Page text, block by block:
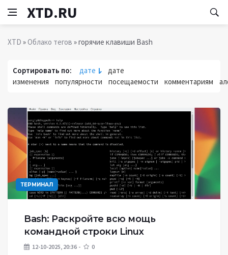
XTD.RU
XTD »Облако тегов » горячие клавиши Bash
Сортировать по: дате
дате
изменения
популярности посещаемости комментариям
ТЕРМИНАЛ
Bash: Раскройте всю мощь
командной строки Linux
12-10-2025, 20:36 0